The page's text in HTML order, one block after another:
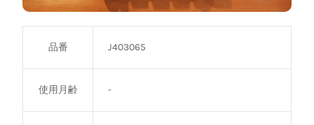
品番 J403065
使用月齢 -